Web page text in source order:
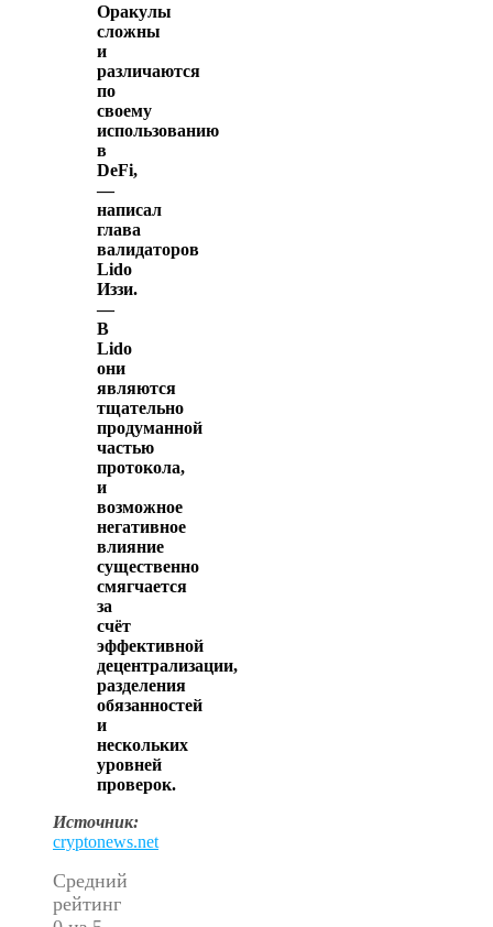
Оракулы
сложны
и
различаются
по
своему
использованию
в
DeFi,
—
написал
глава
валидаторов
Lido
Иззи.
—
В
Lido
они
являются
тщательно
продуманной
частью
протокола,
и
возможное
негативное
влияние
существенно
смягчается
за
счёт
эффективной
децентрализации,
разделения
обязанностей
и
нескольких
уровней
проверок.
Источник:
cryptonews.net
Средний
рейтинг